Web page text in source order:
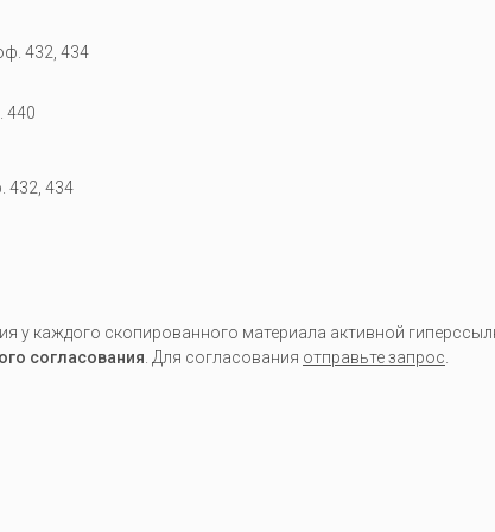
432, 434
440
432, 434
каждого скопированного материала активной
согласования. Для согласования отправьте запрос.